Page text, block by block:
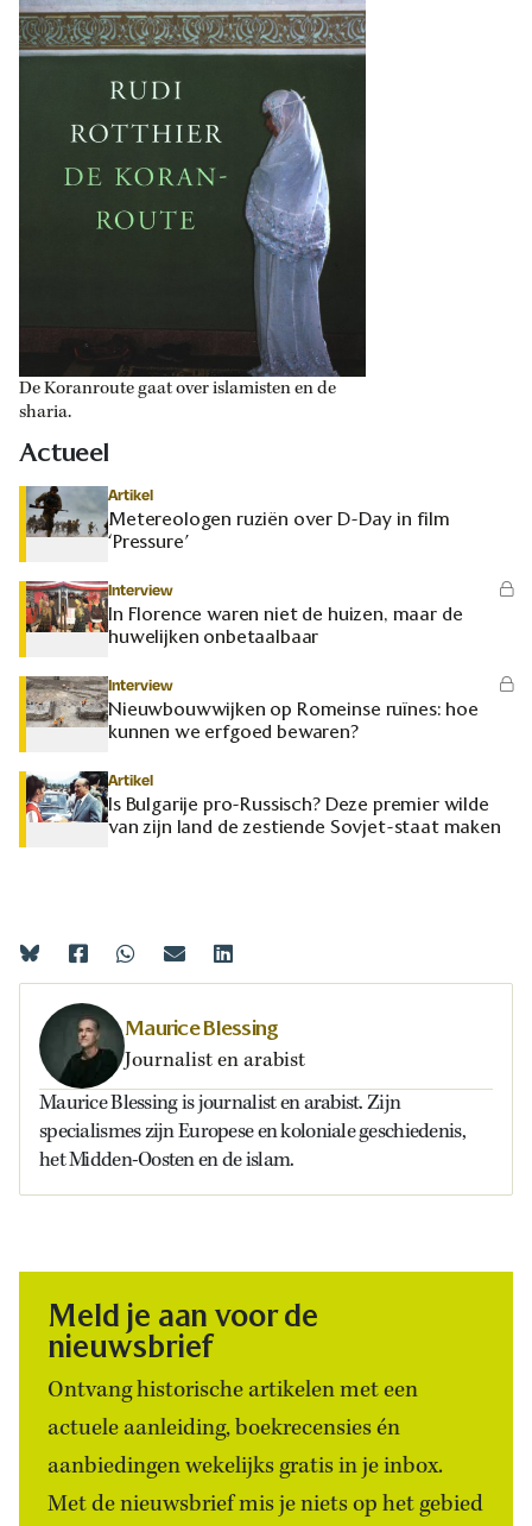
De Koranroute gaat over islamisten en de
sharia.
Actueel
Artikel
Metereologen ruziën over D-Day in film
‘Pressure’
Interview
In Florence waren niet de huizen, maar de
huwelijken onbetaalbaar
Interview
Nieuwbouwwijken op Romeinse ruïnes: hoe
kunnen we erfgoed bewaren?
Artikel
Is Bulgarije pro-Russisch? Deze premier wilde
van zijn land de zestiende Sovjet-staat maken
Maurice Blessing
Journalist en arabist
Maurice Blessing is journalist en arabist. Zijn
specialismes zijn Europese en koloniale geschiedenis,
het Midden-Oosten en de islam.
Meld je aan voor de
nieuwsbrief
Ontvang historische artikelen met een
actuele aanleiding, boekrecensies én
aanbiedingen wekelijks gratis in je inbox.
Met de nieuwsbrief mis je niets op het gebied